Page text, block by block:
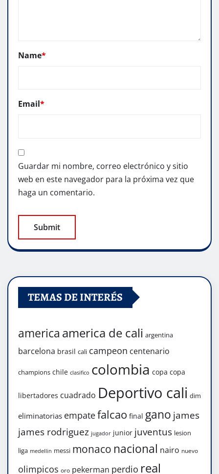
Name*
Email*
Guardar mi nombre, correo electrónico y sitio
web en este navegador para la próxima vez que
haga un comentario.
TEMAS DE INTERÉS
america america de cali argentina
barcelona brasil cali campeon centenario
champions chile clasifico colombia copa copa
libertadores cuadrado Deportivo cali dim
eliminatorias empatefalcao final gano james
james rodriguez jugador junior juventus lesion
liga medellin messi monaco nacional nairo nuevo
olimpicos oro pekerman perdio real